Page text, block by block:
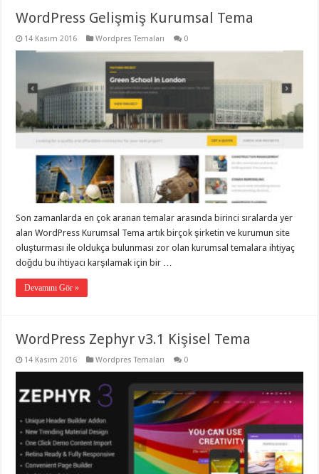
gaziantep
asansörlü
taşımacılık
gaziantep
organizasyon,
gaziantep
organizasyon,
gaziantep
organizasyon,
gaziantep
gaziantep
organizasyon,
gaziantep
palyaço,
twitter
twitter
takipçi
WordPress Gelişmiş Kurumsal Tema
14 Kasım 2016 Wordpres Temaları 0
Son zamanlarda en çok aranan temalar arasında birinci sıralarda yer
alan WordPress Kurumsal Tema artık birçok şirketin ve kurumun site
oluşturması ile oldukça bulunması zor olan kurumsal temalara ihtiyaç
doğdu bu ihtiyacı karşılamak için bir …
Devamını Gör »
WordPress Zephyr v3.1 Kişisel Tema
14 Kasım 2016 Wordpres Temaları 0